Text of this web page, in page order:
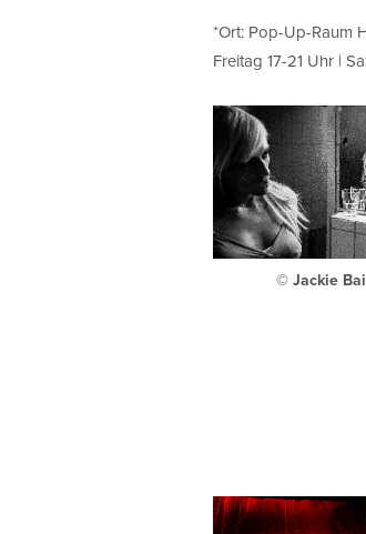
*Ort: Pop-Up-Raum
Freitag 17-21 Uhr |
© Jackie